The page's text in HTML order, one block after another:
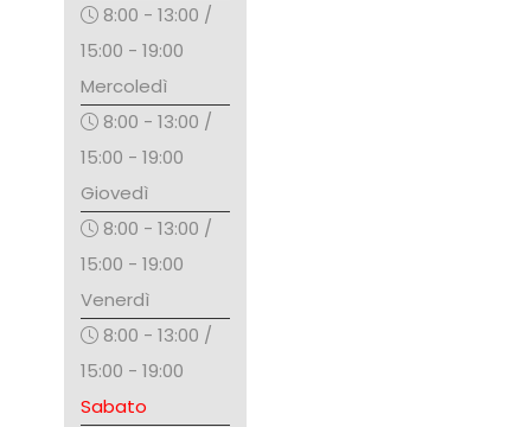
8:00 - 13:00 /
15:00 - 19:00
Mercoledì
8:00 - 13:00 /
15:00 - 19:00
Giovedì
8:00 - 13:00 /
15:00 - 19:00
Venerdì
8:00 - 13:00 /
15:00 - 19:00
Sabato